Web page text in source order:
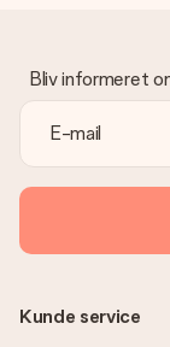
Bliv informeret
Kunde service